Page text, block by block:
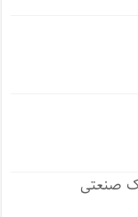
صنعتی